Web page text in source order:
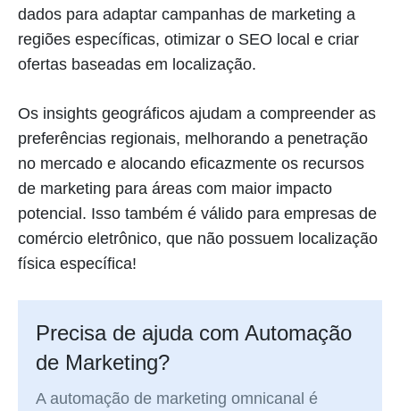
dados para adaptar campanhas de marketing a
regiões específicas, otimizar o SEO local e criar
ofertas baseadas em localização.
Os insights geográficos ajudam a compreender as
preferências regionais, melhorando a penetração
no mercado e alocando eficazmente os recursos
de marketing para áreas com maior impacto
potencial. Isso também é válido para empresas de
comércio eletrônico, que não possuem localização
física específica!
Precisa de ajuda com Automação
de Marketing?
A automação de marketing omnicanal é